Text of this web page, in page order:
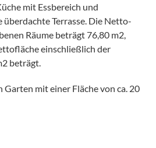
mit Essbereich und
Terrasse. Die Netto-
Räume beträgt 76,80 m2,
einschließlich der
beträgt.
mit einer Fläche von ca. 20